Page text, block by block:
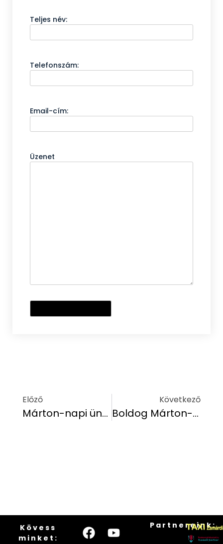
Teljes név:
Telefonszám:
Email-cím:
Üzenet
Előző
Márton-napi ünnepély a Hethland Zamárdi Üdülőben!
Következő
Boldog Márton-napot kíván a Hethland Zamárdi Üdülő!
Kövess
minket:
Partnereink: